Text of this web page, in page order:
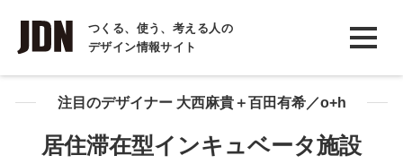
つくる、使う、考える人の
デザイン情報サイト
INTERVIEW
インタビュー
REPORT
注目のデザイナー 大西麻貴＋百田有希／o+h
居住滞在型インキュベータ施設